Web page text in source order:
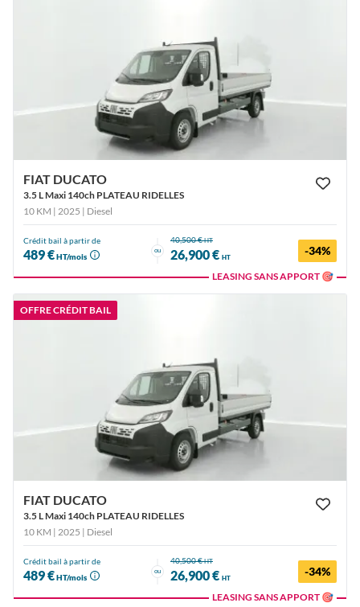
FIAT DUCATO
3.5 L Maxi 140ch PLATEAU RIDELLES
10 KM | 2025 | Diesel
Crédit bail à partir de
489 €HT/mois
ou
40,500 €HT
26,900 € HT -34%
LEASING SANS APPORT 🎯
OFFRE CRÉDIT BAIL
FIAT DUCATO
3.5 L Maxi 140ch PLATEAU RIDELLES
10 KM | 2025 | Diesel
Crédit bail à partir de
489 €HT/mois
ou
40,500 €HT
26,900 € HT -34%
LEASING SANS APPORT 🎯